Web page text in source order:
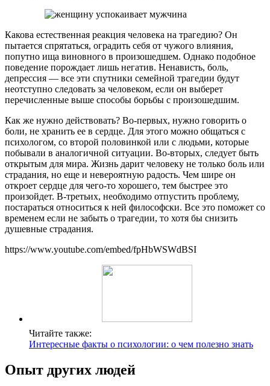
Какова естественная реакция человека на трагедию? Он
пытается спрятаться, оградить себя от чужого влияния,
попутно ища виновного в произошедшем. Однако подобное
поведение порождает лишь негатив. Ненависть, боль,
депрессия — все эти спутники семейной трагедии будут
неотступно следовать за человеком, если он выберет
перечисленные выше способы борьбы с произошедшим.
Как же нужно действовать? Во-первых, нужно говорить о
боли, не хранить ее в сердце. Для этого можно общаться с
психологом, со второй половинкой или с людьми, которые
побывали в аналогичной ситуации. Во-вторых, следует быть
открытым для мира. Жизнь дарит человеку не только боль или
страдания, но еще и невероятную радость. Чем шире он
откроет сердце для чего-то хорошего, тем быстрее это
произойдет. В-третьих, необходимо отпустить проблему,
постараться относиться к ней философски. Все это поможет со
временем если не забыть о трагедии, то хотя бы снизить
душевные страдания.
https://www.youtube.com/embed/fpHbWSWdBSI
Читайте также:
Интересные факты о психологии: о чем полезно знать
Опыт других людей